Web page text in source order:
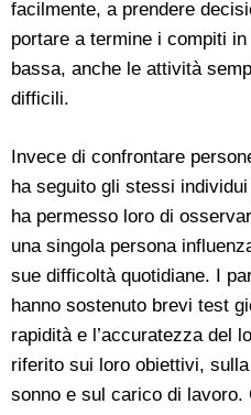
facilmente, a prendere
portare a termine i compiti
bassa, anche le attività
difficili.
Invece di confrontare
ha seguito gli stessi
ha permesso loro di
una singola persona
sue difficoltà quotidiane. I
hanno sostenuto brevi test
rapidità e l’accuratezza del
riferito sui loro obiettivi,
sonno e sul carico di lavoro.